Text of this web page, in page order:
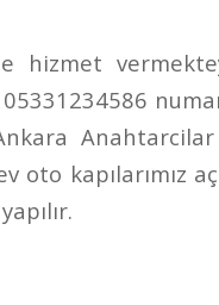
hizmet
kapılarımız